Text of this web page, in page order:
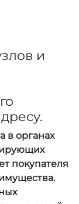
и
в органах
покупателя